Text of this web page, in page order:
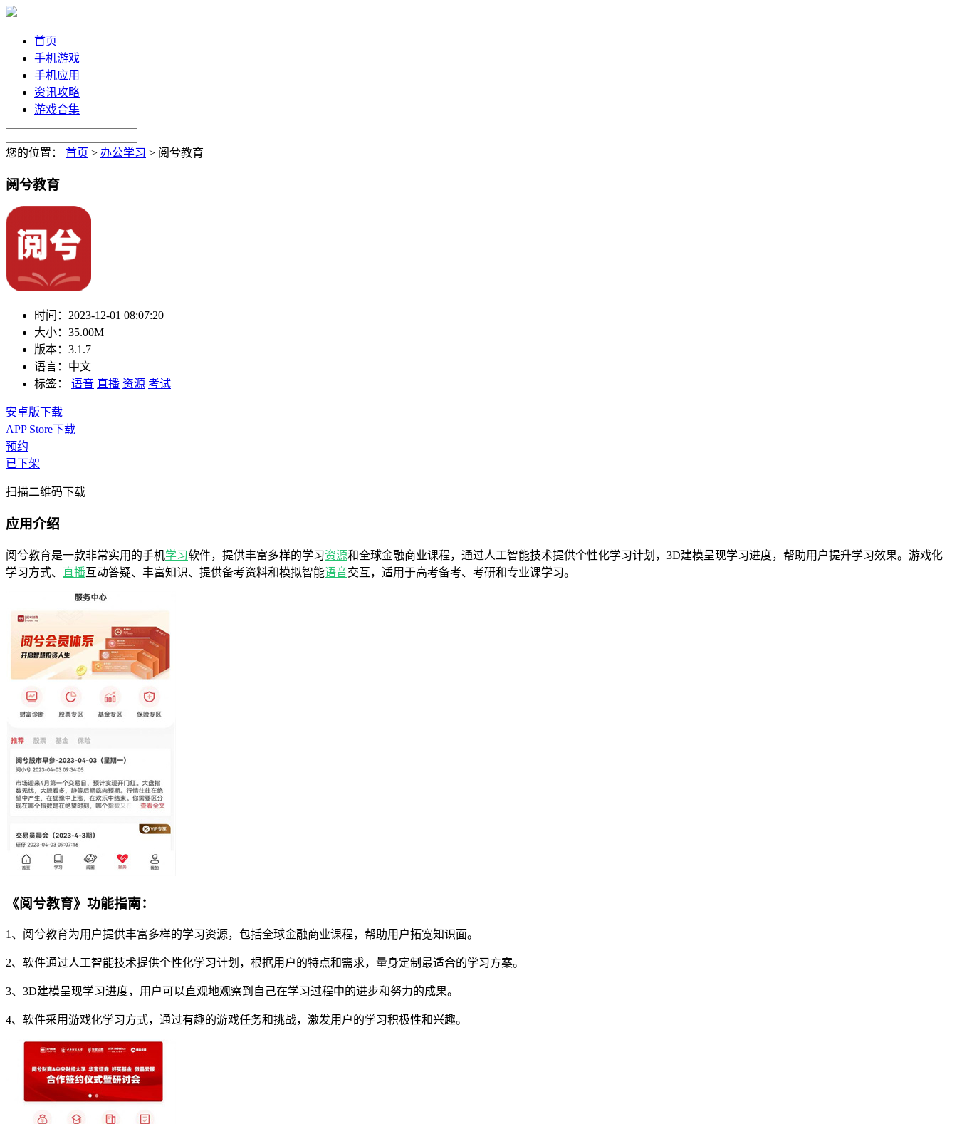
首页
手机游戏
手机应用
资讯攻略
游戏合集
您的位置： 首页 > 办公学习 > 阅兮教育
阅兮教育
时间： 2023-12-01 08:07:20
大小： 35.00M
版本： 3.1.7
语言： 中文
标签：
语音 直播 资源 考试
安卓版下载
APP Store下载
预约
已下架
扫描二维码下载
应用介绍
阅兮教育是一款非常实用的手机学习软件，提供丰富多样的学习资源和全球金融商业课程，通过人工智能技术提供个性化学习计划，3D建模呈现学习进度，帮助用户提升学习效果。游戏化
学习方式、 直播互动答疑、丰富知识、提供备考资料和模拟智能语音交互，适用于高考备考、考研和专业课学习。
《阅兮教育》功能指南：
1、阅兮教育为用户提供丰富多样的学习资源，包括全球金融商业课程，帮助用户拓宽知识面。
2、软件通过人工智能技术提供个性化学习计划，根据用户的特点和需求，量身定制最适合的学习方案。
3、3D建模呈现学习进度，用户可以直观地观察到自己在学习过程中的进步和努力的成果。
4、软件采用游戏化学习方式，通过有趣的游戏任务和挑战，激发用户的学习积极性和兴趣。